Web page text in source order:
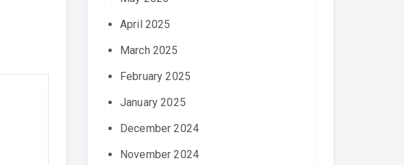
April 2025
March 2025
February 2025
January 2025
December 2024
November 2024